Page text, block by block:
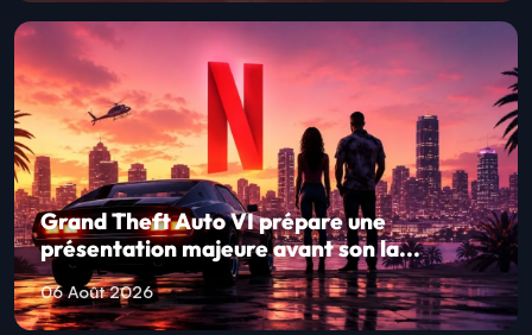
Grand Theft Auto VI prépare une
présentation majeure avant son la...
06 Août 2026